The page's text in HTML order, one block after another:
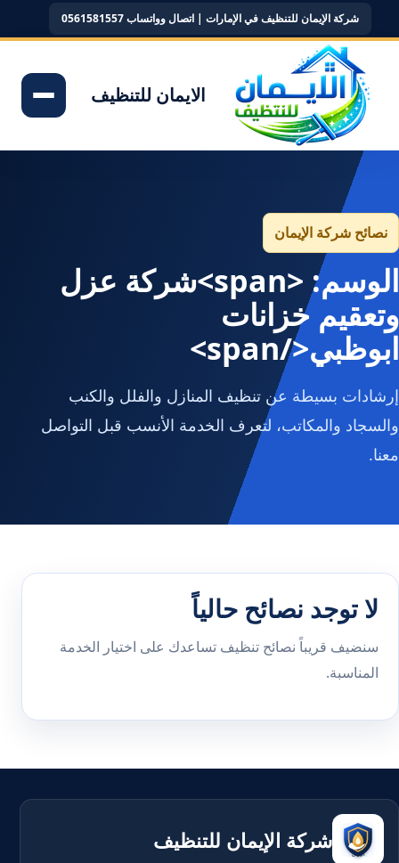
شركة الإيمان للتنظيف في الإمارات | اتصال وواتساب 0561581557
الايمان للتنظيف
نصائح شركة الإيمان
الوسم: <span>شركة عزل
وتعقيم خزانات
ابوظبي</span>
إرشادات بسيطة عن تنظيف المنازل والفلل والكنب
والسجاد والمكاتب، لتعرف الخدمة الأنسب قبل التواصل
معنا.
لا توجد نصائح حالياً
سنضيف قريباً نصائح تنظيف تساعدك على اختيار الخدمة
المناسبة.
شركة الإيمان للتنظيف